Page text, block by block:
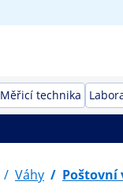
Měřicí technika
/ Váhy / Poštovní